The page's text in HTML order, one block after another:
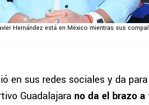
Hernández está en México mientras sus
en sus redes sociales y da
Guadalajara no da el brazo